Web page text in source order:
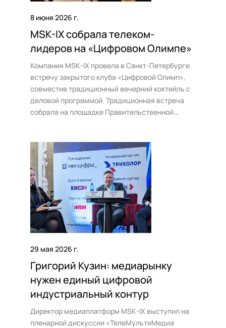
Компании и организации
Финансы и страхование
Регистраторы TLD
Дата-центры
Новости
Видео
Партнёры
Партнёры
Техподдержка
База знаний
Looking glass
Трафик
Техподдержка
English
8 июня 2026 г.
MSK-IX собрала телеком-
лидеров на «Цифровом Олимпе»
Компания MSK-IX провела в Санкт-Петербурге
встречу закрытого клуба «Цифровой Олимп»,
совместив традиционный вечерний коктейль с
деловой программой. Традиционная встреча
собрала на площадке Правительственной
дата-центров, облачных провайдеров и
медиакомпаний.
29 мая 2026 г.
Григорий Кузин: медиарынку
нужен единый цифровой
индустриальный контур
Директор медиаплатформ MSK-IX выступил на
пленарной дискуссии «ТелеМультиМедиа